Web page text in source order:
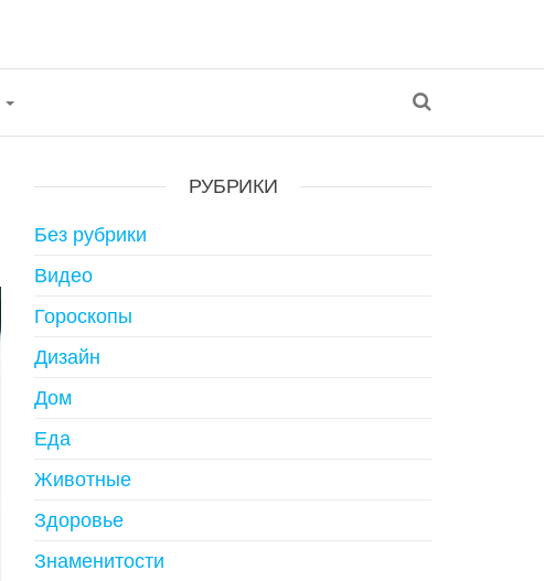
РУБРИКИ
Без рубрики
Видео
Гороскопы
Дизайн
Дом
Еда
Животные
Здоровье
Знаменитости